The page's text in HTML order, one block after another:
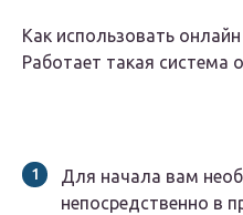
Как использовать
Работает такая система
Для начала вам
непосредственно в